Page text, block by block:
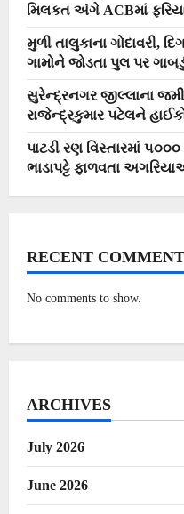
મિલકત અંગે ACBમાં
મુળી તાલુકાના ગોદાવરી,
ગામોને જોડતા પુલ પર
સુરેન્દ્રનગર જીલ્લાના
રાજેન્દ્રકુમાર પટેલને
પાટડી રણ વિસ્તારમાં
ભાડાપટ્ટે ફાળવતા
RECENT
No comments to show.
ARCHIVES
July 2026
June 2026